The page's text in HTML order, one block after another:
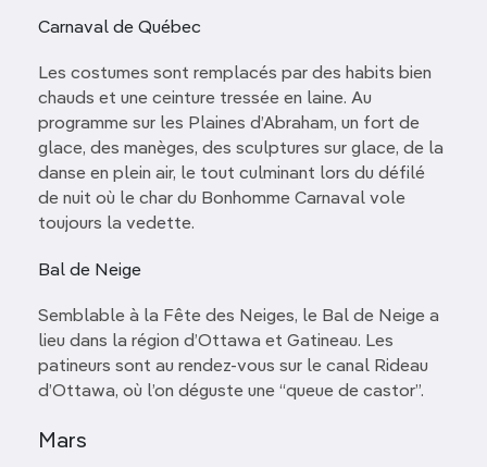
Carnaval de Québec
Les costumes sont remplacés par des habits bien
chauds et une ceinture tressée en laine. Au
programme sur les Plaines d’Abraham, un fort de
glace, des manèges, des sculptures sur glace, de la
danse en plein air, le tout culminant lors du défilé
de nuit où le char du Bonhomme Carnaval vole
toujours la vedette.
Bal de Neige
Semblable à la Fête des Neiges, le Bal de Neige a
lieu dans la région d’Ottawa et Gatineau. Les
patineurs sont au rendez-vous sur le canal Rideau
d’Ottawa, où l’on déguste une “queue de castor”.
Mars